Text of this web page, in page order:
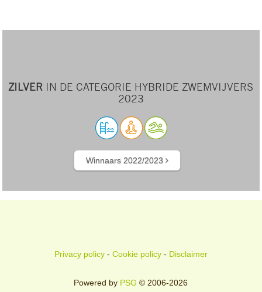
ZILVER IN DE CATEGORIE HYBRIDE ZWEMVIJVERS
2023
Winnaars 2022/2023
Privacy policy- Cookie policy- Disclaimer
Powered by PSG © 2006-2026